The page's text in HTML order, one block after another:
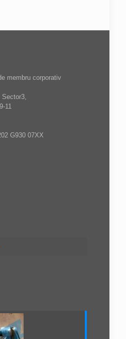
membru corporativ
Sector3,
11
G930 07XX